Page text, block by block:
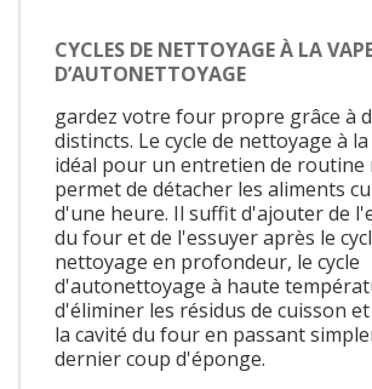
CYCLES DE NETTOYAGE À LA
D’AUTONETTOYAGE
gardez votre four propre grâce à
distincts. Le cycle de nettoyage à
idéal pour un entretien de routine
permet de détacher les aliments
d'une heure. Il suffit d'ajouter de
du four et de l'essuyer après le
nettoyage en profondeur, le cycle
d'autonettoyage à haute
d'éliminer les résidus de cuisson
la cavité du four en passant
dernier coup d'éponge.